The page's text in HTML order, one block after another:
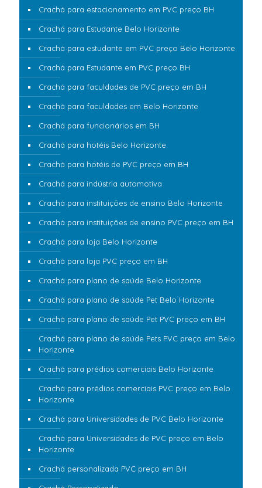
Crachá para estacionamento em PVC preço BH
Crachá para Estudante Belo Horizonte
Crachá para estudante em PVC preço Belo Horizonte
Crachá para Estudante em PVC preço BH
Crachá para faculdades de PVC preço em BH
Crachá para faculdades em Belo Horizonte
Crachá para funcionários em BH
Crachá para hotéis Belo Horizonte
Crachá para hotéis de PVC preço em BH
Crachá para indústria automotiva
Crachá para instituições de ensino Belo Horizonte
Crachá para instituições de ensino PVC preço em BH
Crachá para loja Belo Horizonte
Crachá para loja PVC preço em BH
Crachá para plano de saúde Belo Horizonte
Crachá para plano de saúde Pet Belo Horizonte
Crachá para plano de saúde Pet PVC preço em BH
Crachá para plano de saúde Pets PVC preço em Belo
Horizonte
Crachá para prédios comerciais Belo Horizonte
Crachá para prédios comerciais PVC preço em Belo
Horizonte
Crachá para Universidades de PVC Belo Horizonte
Crachá para Universidades de PVC preço em Belo
Horizonte
Crachá personalizada PVC preço em BH